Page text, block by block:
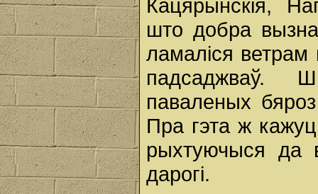
Кацярынскія,
што добра
ламаліся ветрам
падсаджваў.
паваленых
Пра гэта ж
рыхтуючыся да
дарогі.